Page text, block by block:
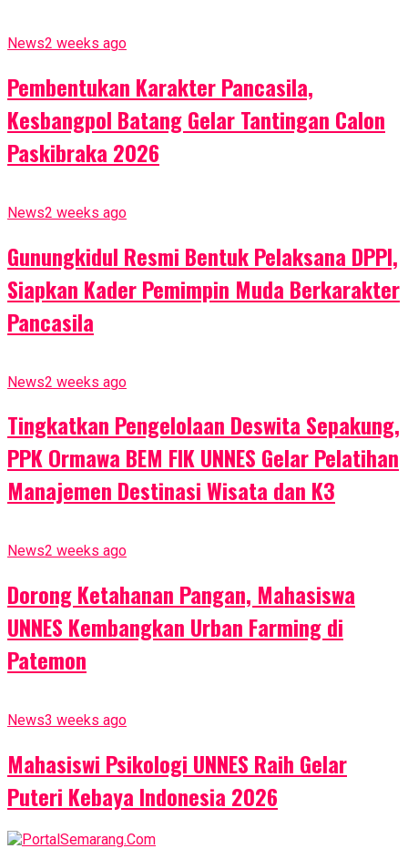
News2 weeks ago
Pembentukan Karakter Pancasila,
Kesbangpol Batang Gelar Tantingan Calon
Paskibraka 2026
News2 weeks ago
Gunungkidul Resmi Bentuk Pelaksana DPPI,
Siapkan Kader Pemimpin Muda Berkarakter
Pancasila
News2 weeks ago
Tingkatkan Pengelolaan Deswita Sepakung,
PPK Ormawa BEM FIK UNNES Gelar Pelatihan
Manajemen Destinasi Wisata dan K3
News2 weeks ago
Dorong Ketahanan Pangan, Mahasiswa
UNNES Kembangkan Urban Farming di
Patemon
News3 weeks ago
Mahasiswi Psikologi UNNES Raih Gelar
Puteri Kebaya Indonesia 2026